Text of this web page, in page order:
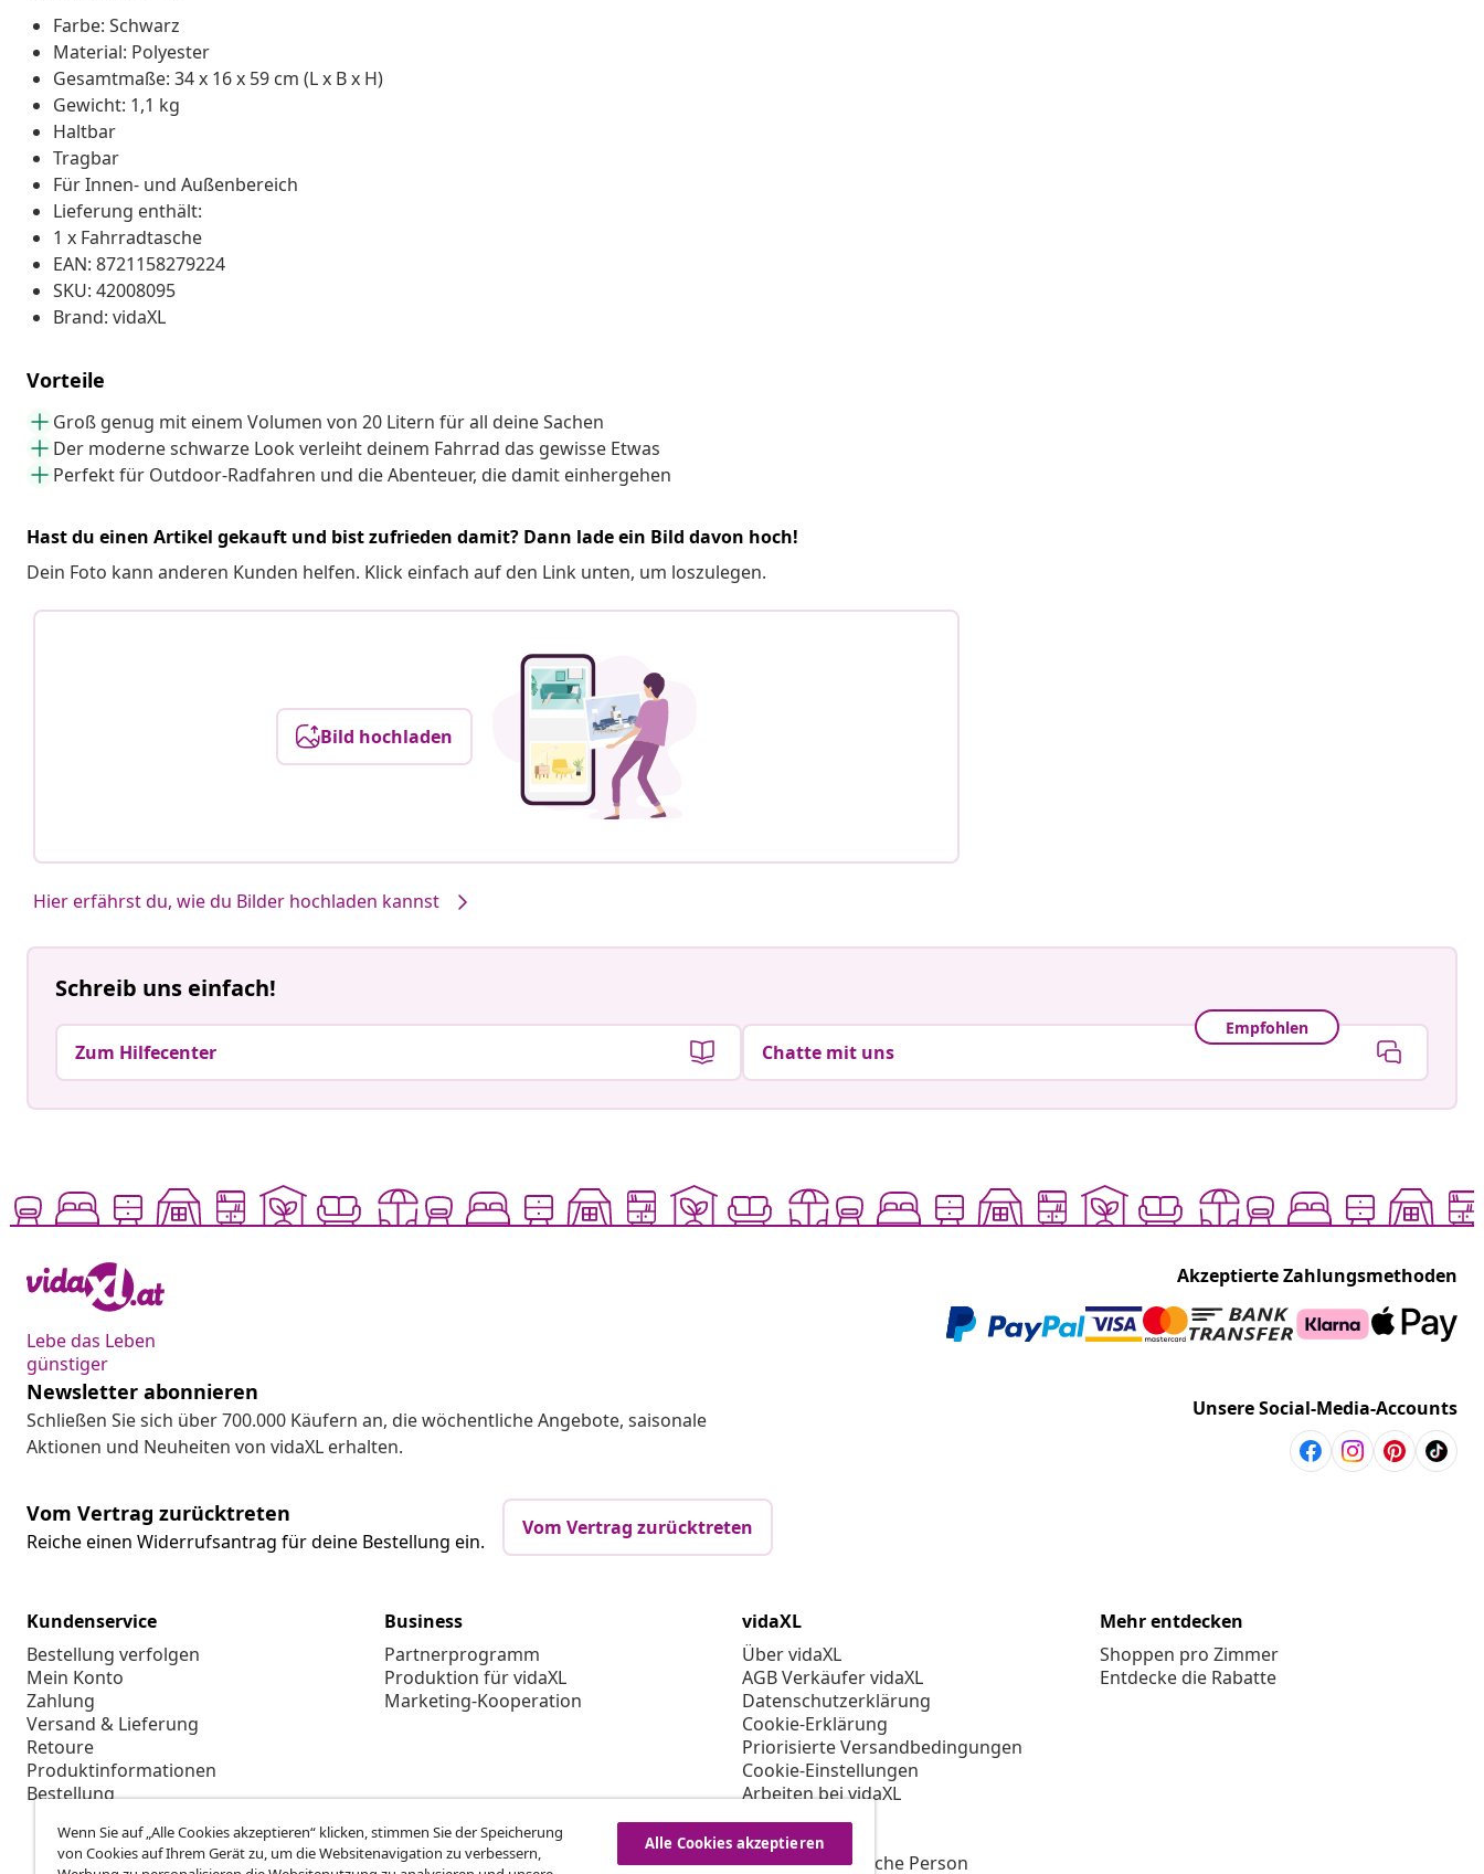
Farbe: Schwarz
Material: Polyester
Gesamtmaße: 34 x 16 x 59 cm (L x B x H)
Gewicht: 1,1 kg
Haltbar
Tragbar
Für Innen- und Außenbereich
Lieferung enthält:
1 x Fahrradtasche
EAN: 8721158279224
SKU: 42008095
Brand: vidaXL
Vorteile
Groß genug mit einem Volumen von 20 Litern für all deine Sachen
Der moderne schwarze Look verleiht deinem Fahrrad das gewisse Etwas
Perfekt für Outdoor-Radfahren und die Abenteuer, die damit einhergehen
Hast du einen Artikel gekauft und bist zufrieden damit? Dann lade ein Bild davon hoch!
Dein Foto kann anderen Kunden helfen. Klick einfach auf den Link unten, um loszulegen.
Bild hochladen
Hier erfährst du, wie du Bilder hochladen kannst
Schreib uns einfach!
Zum Hilfecenter
Empfohlen
Chatte mit uns
Lebe das Leben
günstiger
Akzeptierte Zahlungsmethoden
Newsletter abonnieren
Schließen Sie sich über 700.000 Käufern an, die wöchentliche Angebote, saisonale
Aktionen und Neuheiten von vidaXL erhalten.
Unsere Social-Media-Accounts
Vom Vertrag zurücktreten
Reiche einen Widerrufsantrag für deine Bestellung ein.
Vom Vertrag zurücktreten
Kundenservice
Bestellung verfolgen
Mein Konto
Zahlung
Versand & Lieferung
Retoure
Produktinformationen
Bestellung
Business
Partnerprogramm
Produktion für vidaXL
Marketing-Kooperation
vidaXL
Über vidaXL
AGB Verkäufer vidaXL
Datenschutzerklärung
Cookie-Erklärung
Priorisierte Versandbedingungen
Cookie-Einstellungen
Arbeiten bei vidaXL
Impressum
Sicherheit
EU Verantwortliche Person
Mehr entdecken
Shoppen pro Zimmer
Entdecke die Rabatte
Wenn Sie auf „Alle Cookies akzeptieren“ klicken, stimmen Sie der Speicherung
von Cookies auf Ihrem Gerät zu, um die Websitenavigation zu verbessern,
Alle Cookies akzeptieren